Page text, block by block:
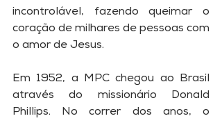
incontrolável, fazendo queimar o
coração de milhares de pessoas com
o amor de Jesus.
Em 1952, a MPC chegou ao Brasil
através do missionário Donald
Phillips. No correr dos anos, o